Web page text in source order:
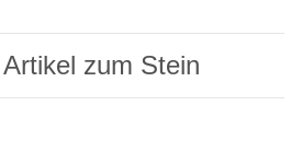
zum Stein